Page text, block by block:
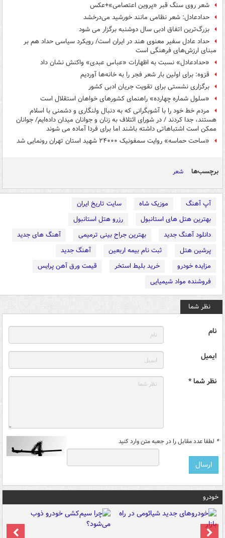
شعر روی سنگ قبر «پروین اعتصامی»+عکس
حدادعادل: شعر نظامی مانند خورشید می‌درخشد
بزرگ‌ترین اتفاق ادبی سال دوشنبه برگزار می شود
حداد عادل سفیر معنوی هند در ایران است/ رویکرد سیاسی حداد هم بر
مبنای ارزش‌های فرهنگی است
«حدادعادل» نسبت به اظهارات «عباس عبدی» واکنش نشان داد
قزوه: برای اولین بار شعر فجر را به خانه‌ها آوردیم
برگزاری نشستی برای تقویت جریان ادبی کشور
«سلول شماره چهارده» راهنمای کشورهای خواهان استقلال است
مردم خط خود را با آشوبگرانی که به دنبال ولنگاری و دشمنی با اسلام
هستند، جدا کردند / در شورای ائتلاف به زنان و جوانان میدان داده‌ایم/ جوانان
ممکن است اشتباهاتی داشته باشند اما برای فردا آماده می شوند
«ساحت حماسه» روایت سمفونیک ۲۴۰۰۰ شهید استان تهران رونمایی شد
برچسب‌ها شعر
آپ آهنگ موزیک شاه
سایت تاریخ ایران
بهترین هتل های استانبول
رزرو هتل استانبول
دانلود آهنگ جدید
بهترین جراح بینی ترمیمی
آهنگ های جدید
پرشین هتل
ثبت نام بیمه اربعین
آهنگ جدید
مزایده خودرو
خرید بلیط استخر
قیمت ورق آهن پرایس
فروشنده مواد شیمیایی
نظر شما
نام
ایمیل
نظر شما *
* لطفا عدد مقابل را در جعبه متن وارد کنید
خودرو